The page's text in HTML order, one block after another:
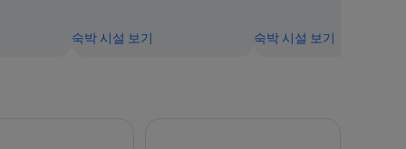
숙박 시설 보기 숙박 시설 보기